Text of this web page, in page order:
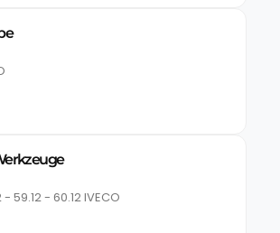
59.12 - 60.12 IVECO